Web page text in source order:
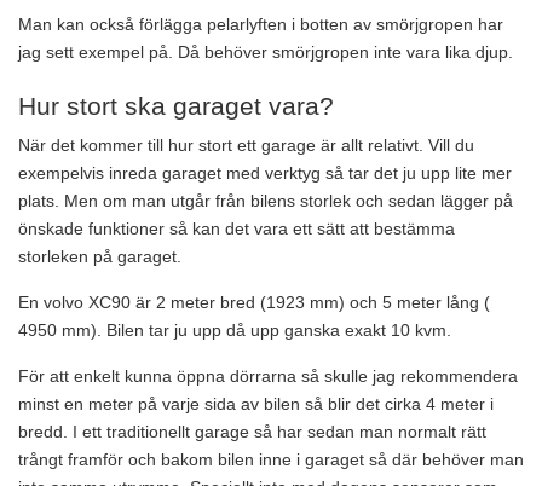
Man kan också förlägga pelarlyften i botten av smörjgropen har
jag sett exempel på. Då behöver smörjgropen inte vara lika djup.
Hur stort ska garaget vara?
När det kommer till hur stort ett garage är allt relativt. Vill du
exempelvis inreda garaget med verktyg så tar det ju upp lite mer
plats. Men om man utgår från bilens storlek och sedan lägger på
önskade funktioner så kan det vara ett sätt att bestämma
storleken på garaget.
En volvo XC90 är 2 meter bred (1923 mm) och 5 meter lång (
4950 mm). Bilen tar ju upp då upp ganska exakt 10 kvm.
För att enkelt kunna öppna dörrarna så skulle jag rekommendera
minst en meter på varje sida av bilen så blir det cirka 4 meter i
bredd. I ett traditionellt garage så har sedan man normalt rätt
trångt framför och bakom bilen inne i garaget så där behöver man